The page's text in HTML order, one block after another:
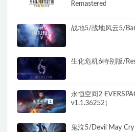
Remastered
战地5/战地风云5/
生化危机6特别版/
永恒空间2
v1.1.36252）
鬼泣5/Devil May